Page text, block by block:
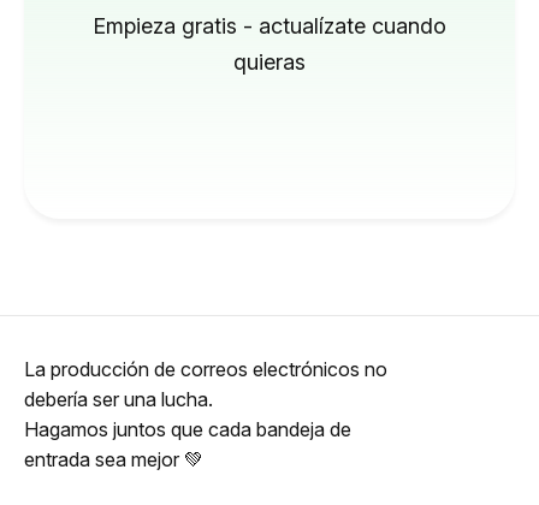
Empieza gratis - actualízate cuando
quieras
La producción de correos electrónicos no
debería ser una lucha.
Hagamos juntos que cada bandeja de
entrada sea mejor 💚